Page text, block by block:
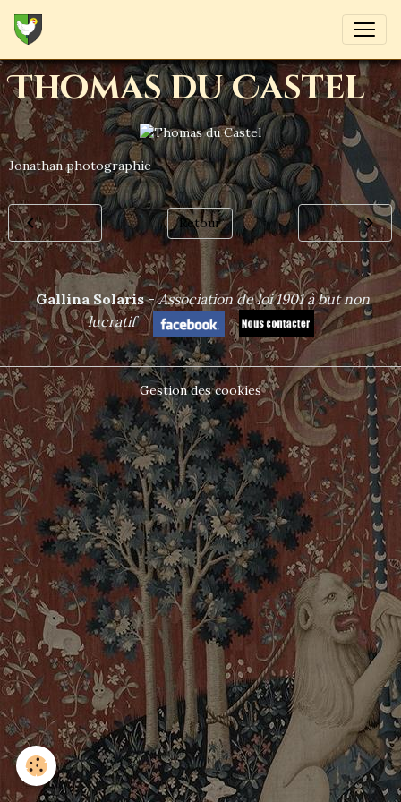
Thomas du Castel
Jonathan photographie
Retour
Gallina Solaris-Association de loi 1901 à but non
lucratif
Gestion des cookies